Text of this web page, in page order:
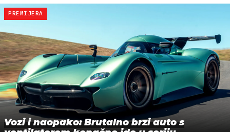
PREMIJERA
Vozi i naopako: Brutalno brzi auto s